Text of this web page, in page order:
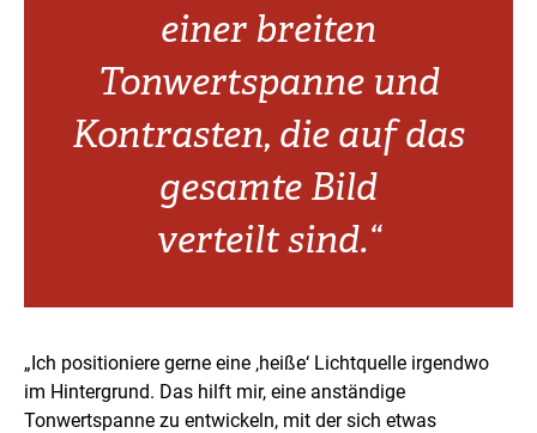
einer breiten
Tonwertspanne und
Kontrasten, die auf das
gesamte Bild
verteilt sind.“
„Ich positioniere gerne eine ‚heiße‘ Lichtquelle irgendwo
im Hintergrund. Das hilft mir, eine anständige
Tonwertspanne zu entwickeln, mit der sich etwas